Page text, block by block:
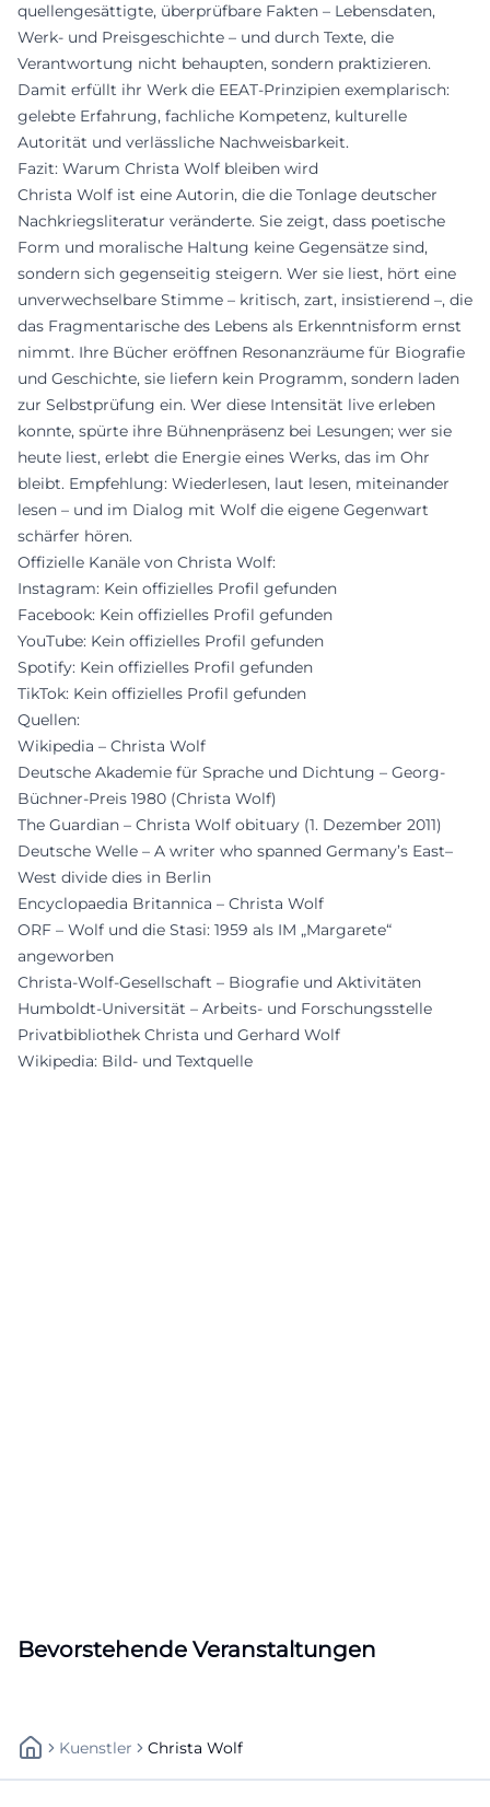
quellengesättigte, überprüfbare Fakten – Lebensdaten,
Werk- und Preisgeschichte – und durch Texte, die
Verantwortung nicht behaupten, sondern praktizieren.
Damit erfüllt ihr Werk die EEAT-Prinzipien exemplarisch:
gelebte Erfahrung, fachliche Kompetenz, kulturelle
Autorität und verlässliche Nachweisbarkeit.
Fazit: Warum Christa Wolf bleiben wird
Christa Wolf ist eine Autorin, die die Tonlage deutscher
Nachkriegsliteratur veränderte. Sie zeigt, dass poetische
Form und moralische Haltung keine Gegensätze sind,
sondern sich gegenseitig steigern. Wer sie liest, hört eine
unverwechselbare Stimme – kritisch, zart, insistierend –, die
das Fragmentarische des Lebens als Erkenntnisform ernst
nimmt. Ihre Bücher eröffnen Resonanzräume für Biografie
und Geschichte, sie liefern kein Programm, sondern laden
zur Selbstprüfung ein. Wer diese Intensität live erleben
konnte, spürte ihre Bühnenpräsenz bei Lesungen; wer sie
heute liest, erlebt die Energie eines Werks, das im Ohr
bleibt. Empfehlung: Wiederlesen, laut lesen, miteinander
lesen – und im Dialog mit Wolf die eigene Gegenwart
schärfer hören.
Offizielle Kanäle von Christa Wolf:
Instagram: Kein offizielles Profil gefunden
Facebook: Kein offizielles Profil gefunden
YouTube: Kein offizielles Profil gefunden
Spotify: Kein offizielles Profil gefunden
TikTok: Kein offizielles Profil gefunden
Quellen:
Wikipedia – Christa Wolf
Deutsche Akademie für Sprache und Dichtung – Georg-
Büchner-Preis 1980 (Christa Wolf)
The Guardian – Christa Wolf obituary (1. Dezember 2011)
Deutsche Welle – A writer who spanned Germany’s East–
West divide dies in Berlin
Encyclopaedia Britannica – Christa Wolf
ORF – Wolf und die Stasi: 1959 als IM „Margarete“
angeworben
Christa-Wolf-Gesellschaft – Biografie und Aktivitäten
Humboldt-Universität – Arbeits- und Forschungsstelle
Privatbibliothek Christa und Gerhard Wolf
Wikipedia: Bild- und Textquelle
Bevorstehende Veranstaltungen
Kuenstler Christa Wolf